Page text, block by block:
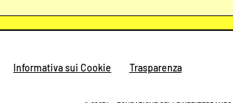
Informativa sui Cookie Trasparenza